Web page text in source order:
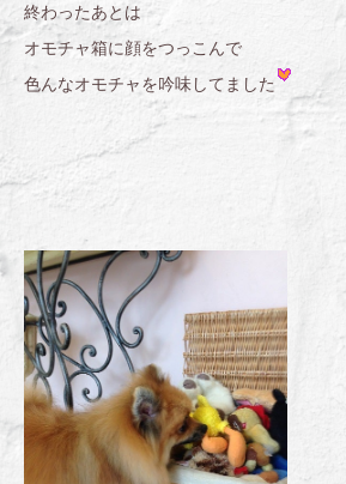
終わったあとは
オモチャ箱に顔をつっこんで
色んなオモチャを吟味してました